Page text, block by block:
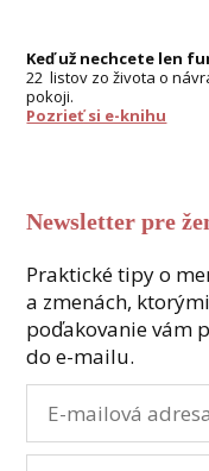
Keď už nechcete len
22 listov zo života o
pokoji.
Pozrieť si e-knihu
Newsletter pre
Praktické tipy o
a zmenách,
poďakovanie vám
do e-mailu.